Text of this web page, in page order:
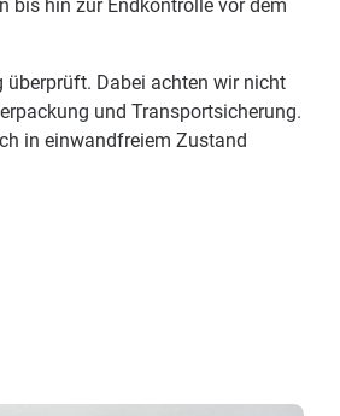
bis hin zur Endkontrolle vor dem
überprüft. Dabei achten wir nicht
und Transportsicherung.
in einwandfreiem Zustand